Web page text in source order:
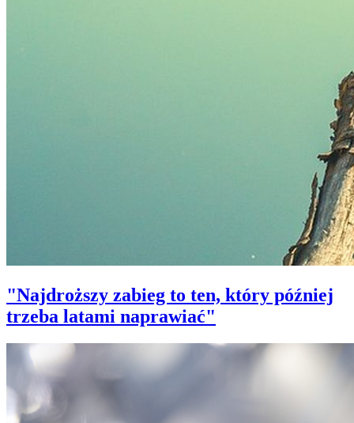
"Najdroższy zabieg to ten, który później
trzeba latami naprawiać"